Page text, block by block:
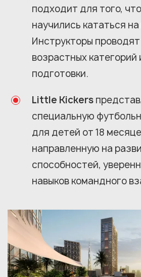
подходит для того,
научились кататься на
Инструкторы
возрастных категорий
подготовки.
Little Kickers
специальную
для детей от 18
направленную на
способностей,
навыков командного